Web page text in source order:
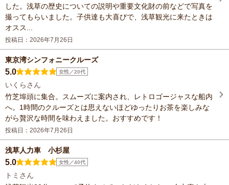
した。浅草の歴史についての説明や重要文化財の前などで写真を
撮ってもらいました。子供達も大喜びで、浅草観光に来たときは
オスス...
投稿日：2026年7月26日
東京湾シンフォニークルーズ
5.0 女性／20代
いくらさん
竹芝埠頭に集合。スムーズに案内され、レトロゴージャスな船内
へ。1時間のクルーズとは思えないほどゆったりお茶を楽しみな
がら贅沢な時間を味わえました。おすすめです！
投稿日：2026年7月26日
浅草人力車 小杉屋
5.0 女性／40代
トミさん